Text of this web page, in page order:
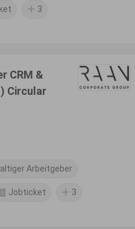
3
CRM &
Circular
Arbeitgeber
Jobticket 3